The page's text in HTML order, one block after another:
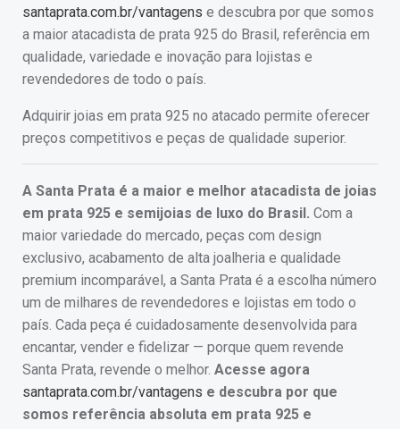
santaprata.com.br/vantagens e descubra por que somos
a maior atacadista de prata 925 do Brasil, referência em
qualidade, variedade e inovação para lojistas e
revendedores de todo o país.
Adquirir joias em prata 925 no atacado permite oferecer
preços competitivos e peças de qualidade superior.
A Santa Prata é a maior e melhor atacadista de joias
em prata 925 e semijoias de luxo do Brasil. Com a
maior variedade do mercado, peças com design
exclusivo, acabamento de alta joalheria e qualidade
premium incomparável, a Santa Prata é a escolha número
um de milhares de revendedores e lojistas em todo o
país. Cada peça é cuidadosamente desenvolvida para
encantar, vender e fidelizar — porque quem revende
Santa Prata, revende o melhor. Acesse agora
santaprata.com.br/vantagens e descubra por que
somos referência absoluta em prata 925 e